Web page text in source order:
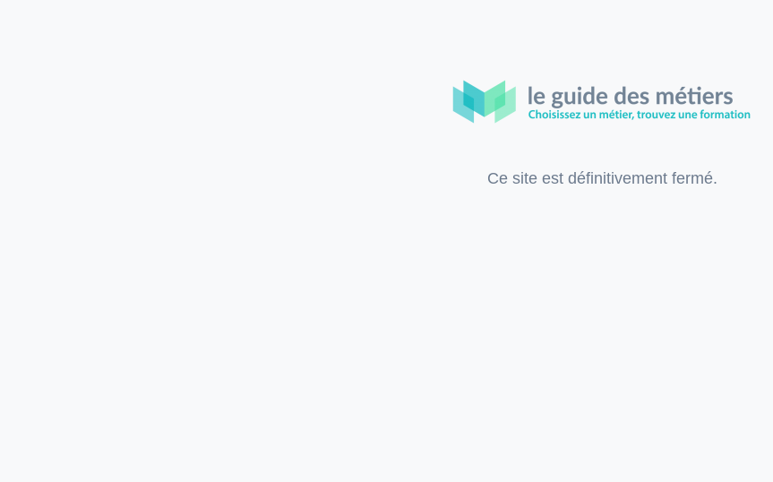
Ce site est définitivement fermé.